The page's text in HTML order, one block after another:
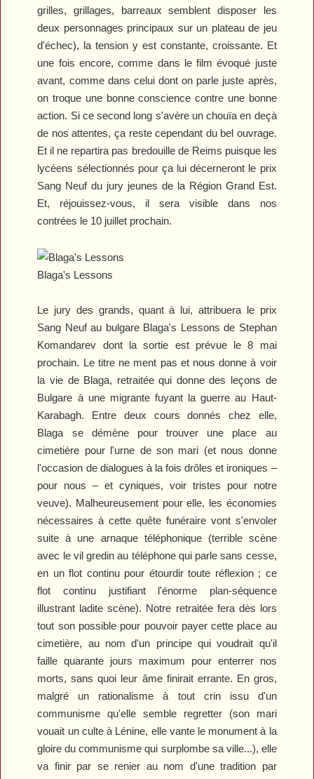
grilles, grillages, barreaux semblent disposer les
deux personnages principaux sur un plateau de jeu
d'échec), la tension y est constante, croissante. Et
une fois encore, comme dans le film évoqué juste
avant, comme dans celui dont on parle juste après,
on troque une bonne conscience contre une bonne
action. Si ce second long s'avère un chouïa en deçà
de nos attentes, ça reste cependant du bel ouvrage.
Et il ne repartira pas bredouille de Reims puisque les
lycéens sélectionnés pour ça lui décerneront le prix
Sang Neuf du jury jeunes de la Région Grand Est.
Et, réjouissez-vous, il sera visible dans nos
contrées le 10 juillet prochain.
Blaga's Lessons
Le jury des grands, quant à lui, attribuera le prix
Sang Neuf au bulgare Blaga's Lessons de Stephan
Komandarev dont la sortie est prévue le 8 mai
prochain. Le titre ne ment pas et nous donne à voir
la vie de Blaga, retraitée qui donne des leçons de
Bulgare à une migrante fuyant la guerre au Haut-
Karabagh. Entre deux cours donnés chez elle,
Blaga se démène pour trouver une place au
cimetière pour l'urne de son mari (et nous donne
l'occasion de dialogues à la fois drôles et ironiques –
pour nous – et cyniques, voir tristes pour notre
veuve). Malheureusement pour elle, les économies
nécessaires à cette quête funéraire vont s'envoler
suite à une arnaque téléphonique (terrible scène
avec le vil gredin au téléphone qui parle sans cesse,
en un flot continu pour étourdir toute réflexion ; ce
flot continu justifiant l'énorme plan-séquence
illustrant ladite scène). Notre retraitée fera dès lors
tout son possible pour pouvoir payer cette place au
cimetière, au nom d'un principe qui voudrait qu'il
faille quarante jours maximum pour enterrer nos
morts, sans quoi leur âme finirait errante. En gros,
malgré un rationalisme à tout crin issu d'un
communisme qu'elle semble regretter (son mari
vouait un culte à Lénine, elle vante le monument à la
gloire du communisme qui surplombe sa ville...), elle
va finir par se renier au nom d'une tradition par